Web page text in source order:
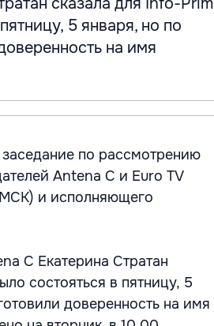
5 января, но по
на имя
по рассмотрению
Antena C и Euro TV
и исполняющего
C Екатерина Стратан
состояться в пятницу, 5
доверенность на имя